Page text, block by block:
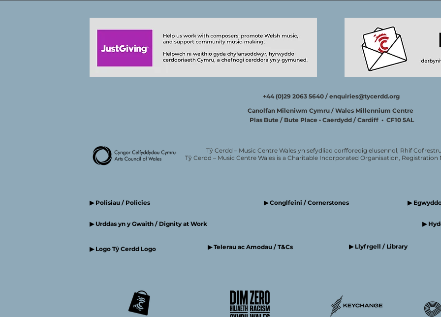
+44 (0)29 2063 5640 / enquiries@tycerdd.org
Canolfan Mileniwm Cymru / Wales Millennium Centre
Plas Bute / Bute Place • Caerdydd / Cardiff • CF10 5AL
Tŷ Cerdd – Music Centre Wales yn sefydliad corfforedig elusennol, Rhif Cofrestru
Tŷ Cerdd – Music Centre Wales is a Charitable Incorporated Organisation, Registration
▶ Polisiau / Policies ▶ Conglfeini / Cornerstones
▶ Urddas yn y Gwaith / Dignity at Work
▶
▶
▶ Logo Tŷ Cerdd Logo ▶ Telerau ac Amodau / T&Cs ▶ Llyfrgell / Library